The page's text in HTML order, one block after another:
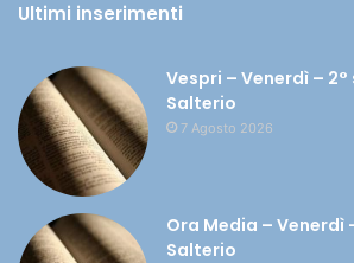
Ultimi inserimenti
Vespri – Venerdì –
Salterio
7 Agosto 2026
Ora Media – Venerdì
Salterio